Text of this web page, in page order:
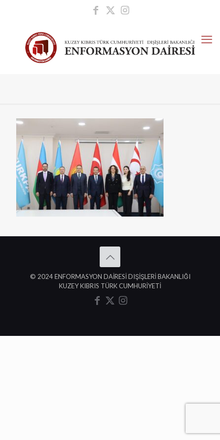
© 2024 ENFORMASYON DAİRESİ DIŞİŞLERİ BAKANLIĞI
KUZEY KIBRIS TÜRK CUMHURİYETİ